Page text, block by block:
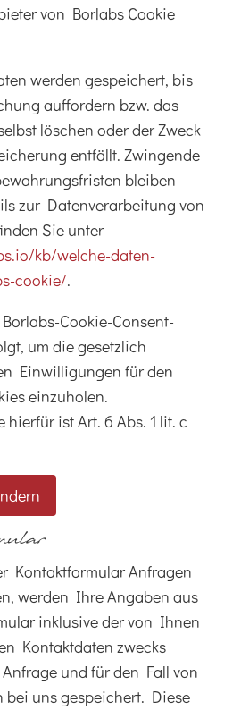
von Borlabs Cookie
werden gespeichert, bis
auffordern bzw. das
löschen oder der Zweck
entfällt. Zwingende
bleiben
zur Datenverarbeitung von
Sie unter
kb/welche-daten-
cookie/.
Cookie-Consent-
um die gesetzlich
Einwilligungen für den
einzuholen.
hierfür ist Art. 6 Abs. 1 lit. c
Kontaktformular Anfragen
werden Ihre Angaben aus
inklusive der von Ihnen
Kontaktdaten zwecks
und für den Fall von
bei uns gespeichert. Diese